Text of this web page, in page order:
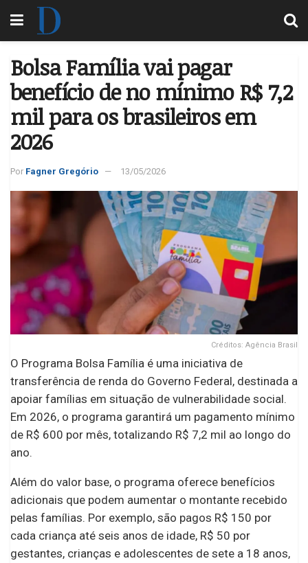
Bolsa Família vai pagar
benefício de no mínimo R$ 7,2
mil para os brasileiros em
2026
Por Fagner Gregório 13/05/2026
Créditos: Agência Brasil
O Programa Bolsa Família é uma iniciativa de
transferência de renda do Governo Federal, destinada a
apoiar famílias em situação de vulnerabilidade social.
Em 2026, o programa garantirá um pagamento mínimo
de R$ 600 por mês, totalizando R$ 7,2 mil ao longo do
ano.
Além do valor base, o programa oferece benefícios
adicionais que podem aumentar o montante recebido
pelas famílias. Por exemplo, são pagos R$ 150 por
cada criança até seis anos de idade, R$ 50 por
gestantes, crianças e adolescentes de sete a 18 anos,